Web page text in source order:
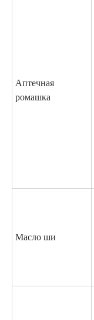
Аптечная
ромашка
Масло ши